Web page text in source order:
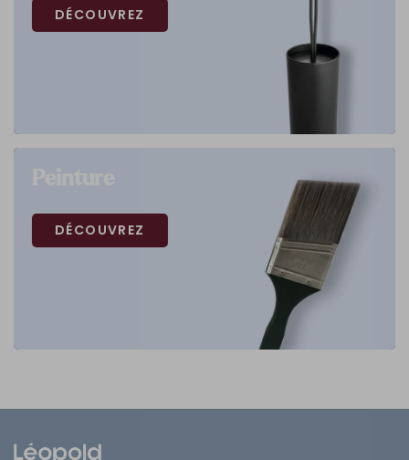
DÉCOUVREZ
DÉCOUVREZ